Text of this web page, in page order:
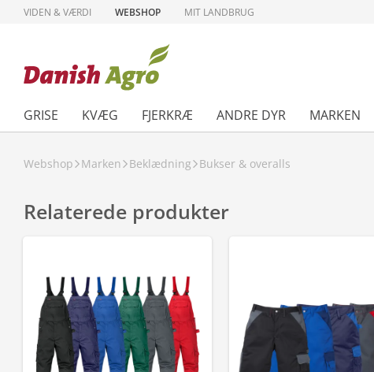
VIDEN & VÆRDI WEBSHOP MIT LANDBRUG
GRISE KVÆG FJERKRÆ ANDRE DYR MARKEN
Webshop Marken Beklædning Bukser & overalls
Relaterede produkter